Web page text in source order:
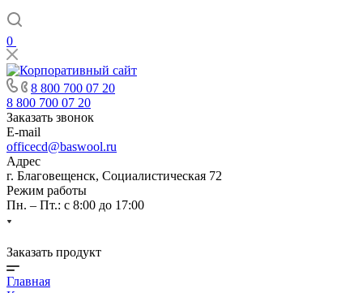
0
8 800 700 07 20
8 800 700 07 20
Заказать звонок
E-mail
officecd@baswool.ru
Адрес
г. Благовещенск, Социалистическая 72
Режим работы
Пн. – Пт.: с 8:00 до 17:00
Заказать продукт
Главная